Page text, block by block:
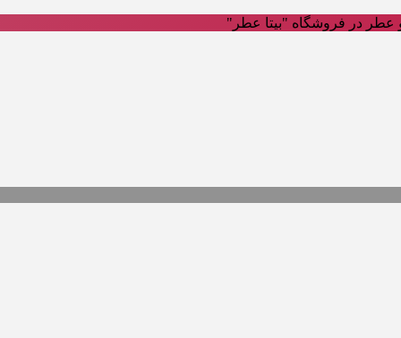
عطر در فروشگاه "بیتا عطر"